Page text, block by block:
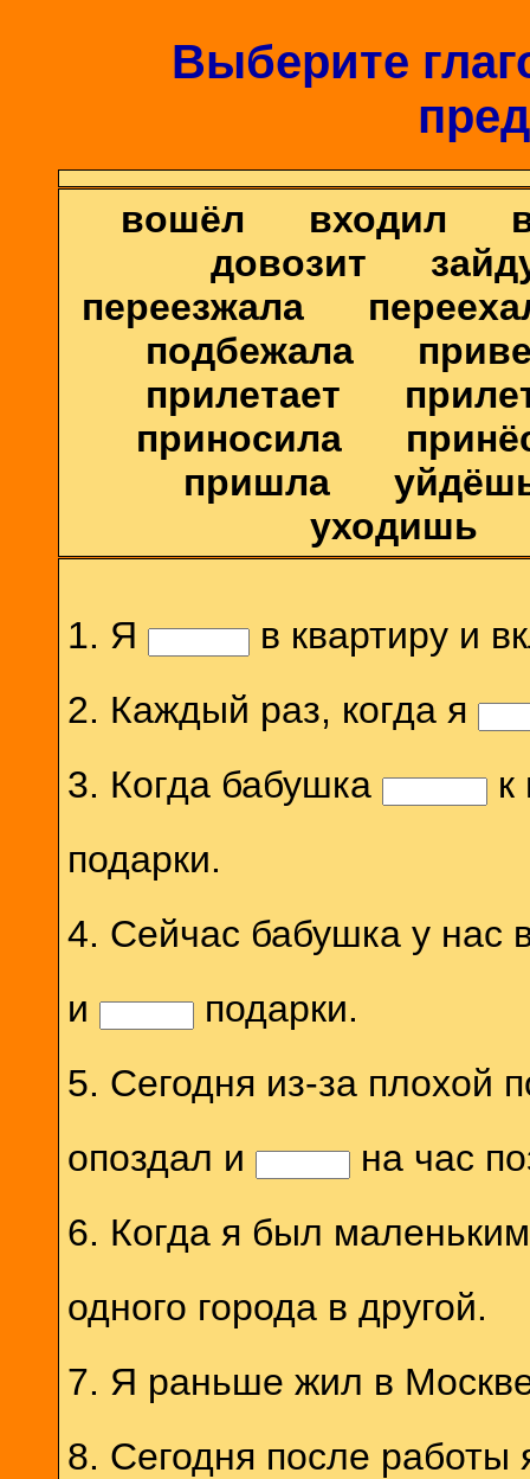
Выберите
вошёл входил
довозит
переезжала
подбежала
прилетает
приносила
пришла
1. Я
в квартиру и
2. Каждый раз, когда я
3. Когда бабушка
к
подарки.
4. Сейчас бабушка у нас
и
подарки.
5. Сегодня из-за плохой
опоздал и
на час
6. Когда я был
одного города в другой.
7. Я раньше жил в
8. Сегодня после работы